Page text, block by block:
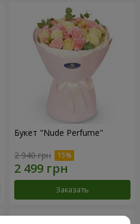
Букет "Nude Perfume"
2 940 грн
Заказать